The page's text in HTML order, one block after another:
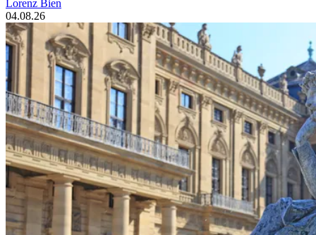
Lorenz Bien
04.08.26